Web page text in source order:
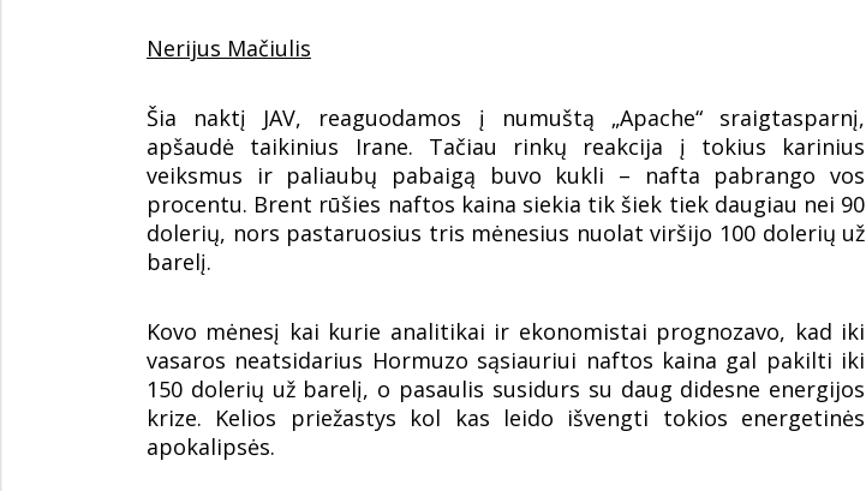
Nerijus Mačiulis
Šia naktį JAV, reaguodamos į numuštą „Apache“ sraigtasparnį,
apšaudė taikinius Irane. Tačiau rinkų reakcija į tokius karinius
veiksmus ir paliaubų pabaigą buvo kukli – nafta pabrango vos
procentu. Brent rūšies naftos kaina siekia tik šiek tiek daugiau nei 90
dolerių, nors pastaruosius tris mėnesius nuolat viršijo 100 dolerių už
barelį.
Kovo mėnesį kai kurie analitikai ir ekonomistai prognozavo, kad iki
vasaros neatsidarius Hormuzo sąsiauriui naftos kaina gal pakilti iki
150 dolerių už barelį, o pasaulis susidurs su daug didesne energijos
krize. Kelios priežastys kol kas leido išvengti tokios energetinės
apokalipsės.